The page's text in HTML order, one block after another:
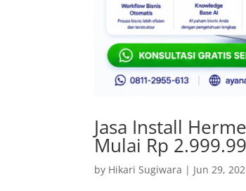
Jasa Install
Mulai Rp
by Hikari Sugiwara | Jun 29,